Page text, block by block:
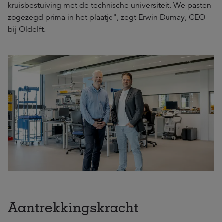
kruisbestuiving met de technische universiteit. We pasten
zogezegd prima in het plaatje", zegt Erwin Dumay, CEO
bij Oldelft.
Aantrekkingskracht